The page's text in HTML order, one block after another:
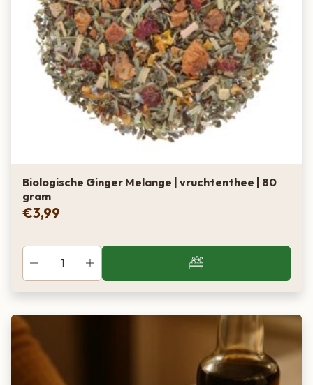
Biologische Ginger Melange | vruchtenthee | 80
gram
€3,99